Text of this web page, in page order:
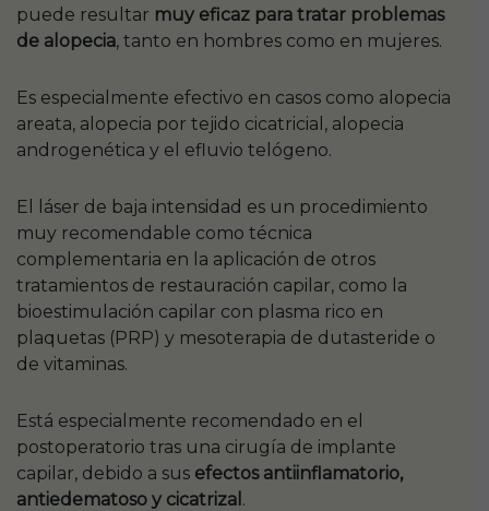
puede resultar muy eficaz para tratar problemas
de alopecia, tanto en hombres como en mujeres.
Es especialmente efectivo en casos como alopecia
areata, alopecia por tejido cicatricial, alopecia
androgenética y el efluvio telógeno.
El láser de baja intensidad es un procedimiento
muy recomendable como técnica
complementaria en la aplicación de otros
tratamientos de restauración capilar, como la
bioestimulación capilar con plasma rico en
plaquetas (PRP) y mesoterapia de dutasteride o
de vitaminas.
Está especialmente recomendado en el
postoperatorio tras una cirugía de implante
capilar, debido a sus efectos antiinflamatorio,
antiedematoso y cicatrizal .